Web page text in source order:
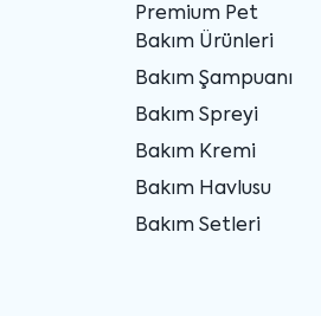
Premium Pet
Bakım Ürünleri
Bakım Şampuanı
Bakım Spreyi
Bakım Kremi
Bakım Havlusu
Bakım Setleri